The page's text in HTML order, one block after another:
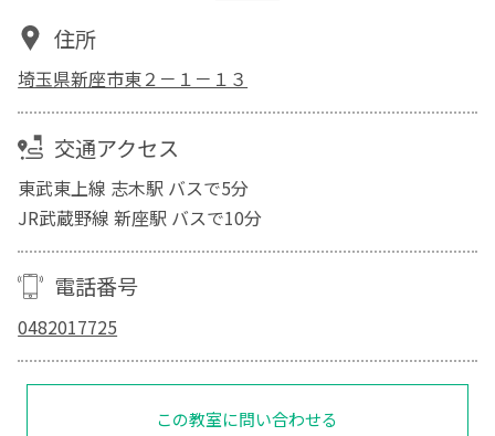
住所
埼玉県新座市東２－１－１３
交通アクセス
東武東上線 志木駅 バスで5分
JR武蔵野線 新座駅 バスで10分
電話番号
0482017725
この教室に問い合わせる